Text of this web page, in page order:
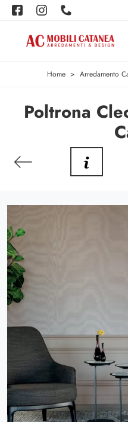
Home > Arredamento
Poltrona